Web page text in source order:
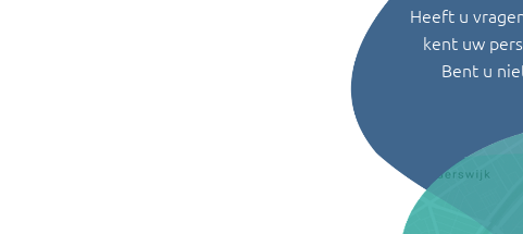
Heeft u
kent uw
Bent u